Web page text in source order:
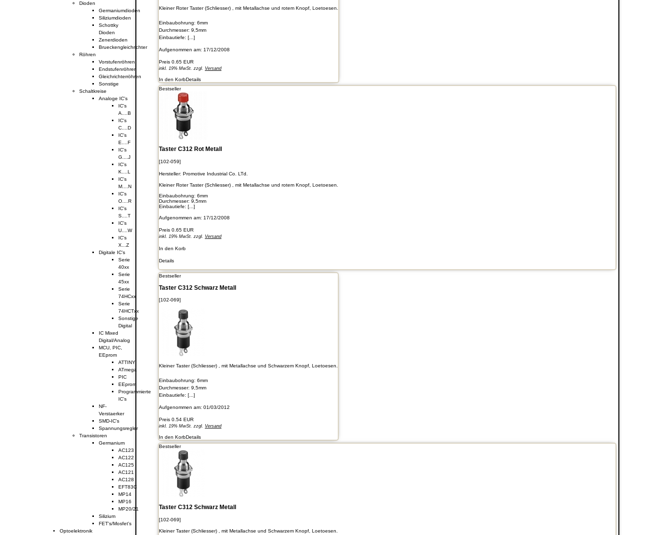
Kleiner Roter Taster (Schliesser) , mit Metallachse und rotem Knopf, Loetoesen.
Einbaubohrung: 6mm
Durchmesser: 9,5mm
Einbautiefe: [...]
Aufgenommen am: 17/12/2008
Preis 0.65 EUR
inkl. 19% MwSt. zzgl. Versand
In den KorbDetails
Bestseller
Taster C312 Rot Metall
[102-059]
Hersteller: Promotive Industrial Co. LTd.
Kleiner Roter Taster (Schliesser) , mit Metallachse und rotem Knopf, Loetoesen.
Einbaubohrung: 6mm
Durchmesser: 9,5mm
Einbautiefe: [...]
Aufgenommen am: 17/12/2008
Preis 0.65 EUR
inkl. 19% MwSt. zzgl. Versand
In den Korb
Details
Bestseller
Taster C312 Schwarz Metall
[102-069]
Kleiner Taster (Schliesser) , mit Metallachse und Schwarzem Knopf, Loetoesen.
Einbaubohrung: 6mm
Durchmesser: 9,5mm
Einbautiefe: [...]
Aufgenommen am: 01/03/2012
Preis 0.54 EUR
inkl. 19% MwSt. zzgl. Versand
In den KorbDetails
Bestseller
Taster C312 Schwarz Metall
[102-069]
Kleiner Taster (Schliesser) , mit Metallachse und Schwarzem Knopf, Loetoesen.
Dioden
Germaniumdioden
Siliziumdioden
Schottky
Dioden
Zenerdioden
Brueckengleichrichter
Röhren
Vorstufenröhren
Endstufenröhren
Gleichrichterröhren
Sonstige
Schaltkreise
Analoge IC's
IC's
A....B
IC's
C....D
IC's
E....F
IC's
G....J
IC's
K....L
IC's
M....N
IC's
O....R
IC's
S....T
IC's
U....W
IC's
X...Z
Digitale IC's
Serie
40xx
Serie
45xx
Serie
74HCxx
Serie
74HCTxx
Sonstige
Digital
IC Mixed
Digital/Analog
MCU, PIC,
EEprom
ATTINY
ATmega
PIC
EEprom
Programmierte
IC's
NF-
Verstaerker
SMD-IC's
Spannungsregler
Transistoren
Germanium
AC123
AC122
AC125
AC121
AC128
EFT83C
MP14
MP16
MP20/21
Silizium
FET's/Mosfet's
Optoelektronik